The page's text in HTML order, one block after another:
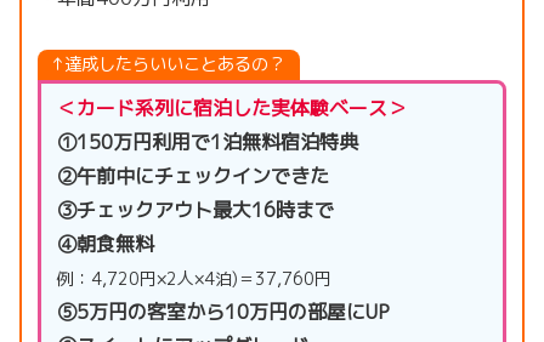
↑達成したらいいことあるの？
＜カード系列に宿泊した実体験ベース＞
①150万円利用で1泊無料宿泊特典
②午前中にチェックインできた
③チェックアウト最大16時まで
④朝食無料
例：4,720円×2人×4泊)＝37,760円
⑤5万円の客室から10万円の部屋にUP